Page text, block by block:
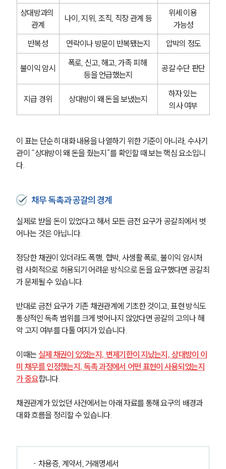
상대방과의
관계
나이, 지위, 조직, 직장 관계 등
위세 이용
가능성
반복성
연락이나 방문이 반복됐는지 압박의 정도
불이익 암시
폭로, 신고, 해고, 가족 피해
등을 언급했는지
공갈 수단 판단
지급 경위 상대방이 왜 돈을 보냈는지
하자 있는
의사 여부
이 표는 단순히 대화 내용을 나열하기 위한 기준이 아니라, 수사기
관이 “상대방이 왜 돈을 줬는지”를 확인할 때 보는 핵심 요소입니
다.
채무 독촉과 공갈의 경계
실제로 받을 돈이 있었다고 해서 모든 금전 요구가 공갈죄에서 벗
어나는 것은 아닙니다.
정당한 채권이 있더라도 폭행, 협박, 사생활 폭로, 불이익 암시처
럼 사회적으로 허용되기 어려운 방식으로 돈을 요구했다면 공갈죄
가 문제될 수 있습니다.
반대로 금전 요구가 기존 채권관계에 기초한 것이고, 표현 방식도
통상적인 독촉 범위를 크게 벗어나지 않았다면 공갈의 고의나 해
악 고지 여부를 다툴 여지가 있습니다.
이때는 실제 채권이 있었는지, 변제기한이 지났는지, 상대방이 이
미 채무를 인정했는지, 독촉 과정에서 어떤 표현이 사용되었는지
가 중요합니다.
채권관계가 있었던 사건에서는 아래 자료를 통해 요구의 배경과
대화 흐름을 정리할 수 있습니다.
· 차용증, 계약서, 거래명세서